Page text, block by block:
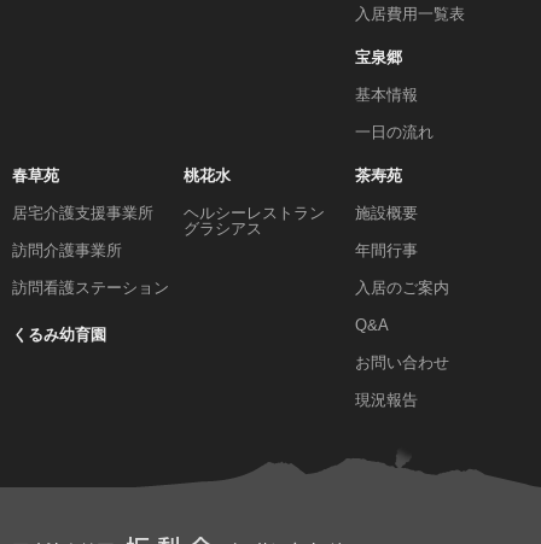
入居費用一覧表
宝泉郷
基本情報
一日の流れ
春草苑
居宅介護支援事業所
訪問介護事業所
訪問看護ステーション
くるみ幼育園
桃花水
ヘルシーレストラン
グラシアス
茶寿苑
施設概要
年間行事
入居のご案内
Q&A
お問い合わせ
現況報告